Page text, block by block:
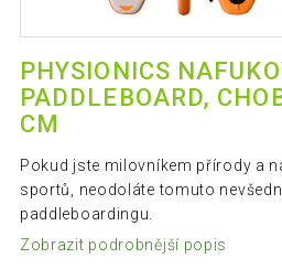
PHYSIONICS
PADDLEBOARD,
CM
Pokud jste milovníkem přírody a
sportů, neodoláte tomuto
paddleboardingu.
Zobrazit podrobnější popis